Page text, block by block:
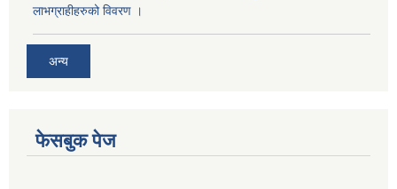
लाभग्राहीहरुको विवरण ।
अन्य
फेसबुक पेज